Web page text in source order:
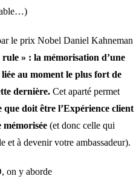
le prix Nobel Daniel Kahneman
rule » : la mémorisation d’une
au moment le plus fort de
dernière. Cet aparté permet
que doit être l’Expérience client
(et donc celle qui
et à devenir votre ambassadeur).
on y aborde